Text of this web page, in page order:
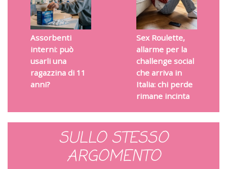
Assorbenti
interni: può
usarli una
ragazzina di 11
anni?
Sex Roulette,
allarme per la
challenge social
che arriva in
Italia: chi perde
rimane incinta
SULLO STESSO
ARGOMENTO